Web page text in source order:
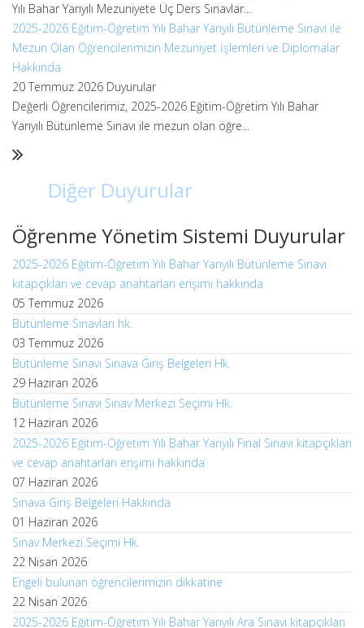
Yılı Bahar Yarıyılı Mezuniyete Üç Ders Sınavlar...
2025-2026 Eğitim-Öğretim Yılı Bahar Yarıyılı Bütünleme Sınavı ile
Mezun Olan Öğrencilerimizin Mezuniyet İşlemleri ve Diplomalar
Hakkında
20 Temmuz 2026 Duyurular
Değerli Öğrencilerimiz, 2025-2026 Eğitim-Öğretim Yılı Bahar
Yarıyılı Bütünleme Sınavı ile mezun olan öğre...
Diğer Duyurular
Öğrenme Yönetim Sistemi Duyurular
2025-2026 Eğitim-Öğretim Yılı Bahar Yarıyılı Bütünleme Sınavı
kitapçıkları ve cevap anahtarları erişimi hakkında
05 Temmuz 2026
Bütünleme Sınavları hk.
03 Temmuz 2026
Bütünleme Sınavı Sınava Giriş Belgeleri Hk.
29 Haziran 2026
Bütünleme Sınavı Sınav Merkezi Seçimi Hk.
12 Haziran 2026
2025-2026 Eğitim-Öğretim Yılı Bahar Yarıyılı Final Sınavı kitapçıkları
ve cevap anahtarları erişimi hakkında
07 Haziran 2026
Sınava Giriş Belgeleri Hakkında
01 Haziran 2026
Sınav Merkezi Seçimi Hk.
22 Nisan 2026
Engeli bulunan öğrencilerimizin dikkatine
22 Nisan 2026
2025-2026 Eğitim-Öğretim Yılı Bahar Yarıyılı Ara Sınavı kitapçıkları